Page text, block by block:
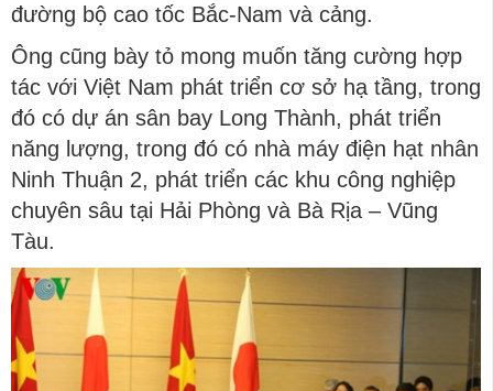
đường bộ cao tốc Bắc-Nam và cảng.
Ông cũng bày tỏ mong muốn tăng cường hợp
tác với Việt Nam phát triển cơ sở hạ tầng, trong
đó có dự án sân bay Long Thành, phát triển
năng lượng, trong đó có nhà máy điện hạt nhân
Ninh Thuận 2, phát triển các khu công nghiệp
chuyên sâu tại Hải Phòng và Bà Rịa – Vũng
Tàu.